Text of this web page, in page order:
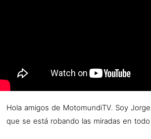
Hola amigos de MotomundiTV. Soy
que se está robando las miradas en